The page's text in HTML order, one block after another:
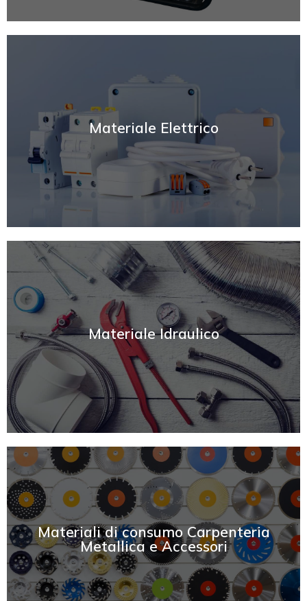
Materiale Elettrico
SCOPRI
Materiale Idraulico
SCOPRI
Materiali di consumo Carpenteria
Metallica e Accessori